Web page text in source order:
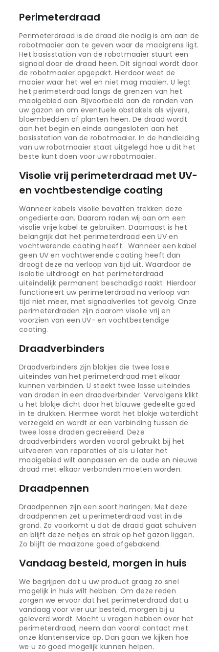
Perimeterdraad
Perimeterdraad is de draad die nodig is om aan de
robotmaaier aan te geven waar de maaigrens ligt.
Het basisstation van de robotmaaier stuurt een
signaal door de draad heen. Dit signaal wordt door
de robotmaaier opgepakt. Hierdoor weet de
maaier waar het wel en niet mag maaien. U legt
het perimeterdraad langs de grenzen van het
maaigebied aan. Bijvoorbeeld aan de randen van
uw gazon en om eventuele obstakels als vijvers,
bloembedden of planten heen. De draad wordt
aan het begin en einde aangesloten aan het
basisstation van de robotmaaier. In de handleiding
van uw robotmaaier staat uitgelegd hoe u dit het
beste kunt doen voor uw robotmaaier.
Visolie vrij perimeterdraad met UV-
en vochtbestendige coating
Wanneer kabels visolie bevatten trekken deze
ongedierte aan. Daarom raden wij aan om een
visolie vrije kabel te gebruiken. Daarnaast is het
belangrijk dat het perimeterdraad een UV en
vochtwerende coating heeft. Wanneer een kabel
geen UV en vochtwerende coating heeft dan
droogt deze na verloop van tijd uit. Waardoor de
isolatie uitdroogt en het perimeterdraad
uiteindelijk permanent beschadigd raakt. Hierdoor
functioneert uw perimeterdraad na verloop van
tijd niet meer, met signaalverlies tot gevolg. Onze
perimeterdraden zijn daarom visolie vrij en
voorzien van een UV- en vochtbestendige
coating.
Draadverbinders
Draadverbinders zijn blokjes die twee losse
uiteindes van het perimeterdraad met elkaar
kunnen verbinden. U steekt twee losse uiteindes
van draden in een draadverbinder. Vervolgens klikt
u het blokje dicht door het blauwe gedeelte goed
in te drukken. Hiermee wordt het blokje waterdicht
verzegeld en wordt er een verbinding tussen de
twee losse draden gecreëerd. Deze
draadverbinders worden vooral gebruikt bij het
uitvoeren van reparaties of als u later het
maaigebied wilt aanpassen en de oude en nieuwe
draad met elkaar verbonden moeten worden.
Draadpennen
Draadpennen zijn een soort haringen. Met deze
draadpennen zet u perimeterdraad vast in de
grond. Zo voorkomt u dat de draad gaat schuiven
en blijft deze netjes en strak op het gazon liggen.
Zo blijft de maaizone goed afgebakend.
Vandaag besteld, morgen in huis
We begrijpen dat u uw product graag zo snel
mogelijk in huis wilt hebben. Om deze reden
zorgen we ervoor dat het perimeterdraad dat u
vandaag voor vier uur besteld, morgen bij u
geleverd wordt. Mocht u vragen hebben over het
perimeterdraad, neem dan vooral contact met
onze klantenservice op. Dan gaan we kijken hoe
we u zo goed mogelijk kunnen helpen.